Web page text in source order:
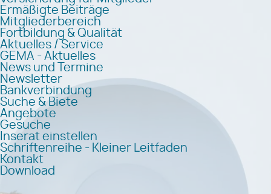
Ermäßigte Beiträge
Mitgliederbereich
Fortbildung & Qualität
Aktuelles / Service
GEMA - Aktuelles
News und Termine
Newsletter
Bankverbindung
Suche & Biete
Angebote
Gesuche
Inserat einstellen
Schriftenreihe - Kleiner Leitfaden
Kontakt
Download